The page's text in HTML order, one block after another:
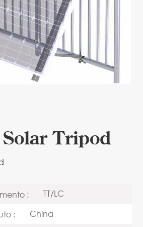
Tripod
:
TT/LC
:
China